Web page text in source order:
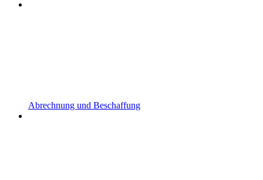
Abrechnung und Beschaffung